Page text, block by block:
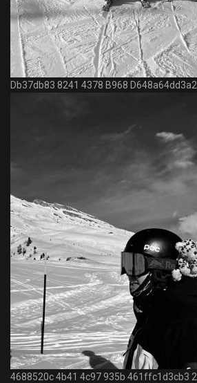
Db37db83 8241 4378 B968 D648a64dd3a2
4688520c 4b41 4c97 935b 461ffc1d3cb3 2